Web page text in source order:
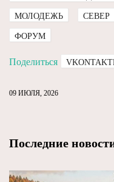
МОЛОДЕЖЬ СЕВЕР
ФОРУМ
Поделиться
09 ИЮЛЯ, 2026
Последние